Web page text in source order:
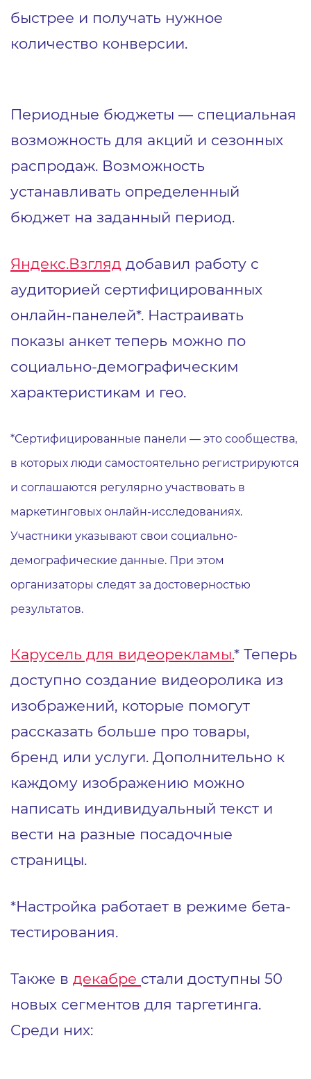
быстрее и получать нужное
количество конверсии.
Периодные бюджеты — специальная
возможность для акций и сезонных
распродаж. Возможность
устанавливать определенный
бюджет на заданный период.
Яндекс.Взгляд добавил работу с
аудиторией сертифицированных
онлайн-панелей*. Настраивать
показы анкет теперь можно по
социально-демографическим
характеристикам и гео.
*Сертифицированные панели — это сообщества,
в которых люди самостоятельно регистрируются
и соглашаются регулярно участвовать в
маркетинговых онлайн-исследованиях.
Участники указывают свои социально-
демографические данные. При этом
организаторы следят за достоверностью
результатов.
Карусель для видеорекламы.* Теперь
доступно создание видеоролика из
изображений, которые помогут
рассказать больше про товары,
бренд или услуги. Дополнительно к
каждому изображению можно
написать индивидуальный текст и
вести на разные посадочные
страницы.
*Настройка работает в режиме бета-
тестирования.
Также в декабре стали доступны 50
новых сегментов для таргетинга.
Среди них: